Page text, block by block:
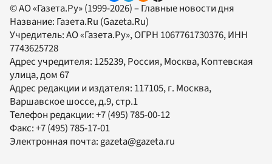
© АО «Газета.Ру» (1999-2026) – Главные новости дня
Название: Газета.Ru (Gazeta.Ru)
Учредитель:АО «Газета.Ру», ОГРН 1067761730376, ИНН
7743625728
Адрес учредителя: 125239, Россия, Москва, Коптевская
улица, дом 67
Адрес редакции и издателя: 117105, г. Москва,
Варшавское шоссе, д.9, стр.1
Телефон редакции:+7 (495) 785-00-12
Факс:+7 (495) 785-17-01
Электронная почта: gazeta@gazeta.ru